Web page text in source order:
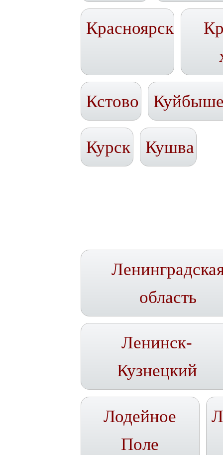
Красноярск
Кстово
Курск Кушва
область
Ленинск-
Кузнецкий
Лодейное
Поле